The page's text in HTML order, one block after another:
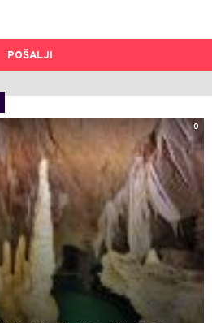
POŠALJI
0